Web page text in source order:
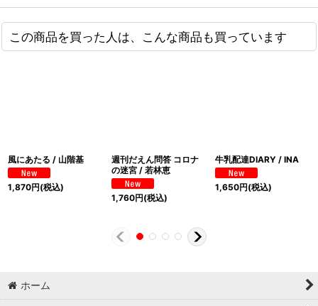
この商品を買った人は、こんな商品も買っています
風にあたる / 山階基
1,870円(税込)
週刊だえん問答 コロナ
の迷宮 / 若林恵
1,760円(税込)
牛乳配達DIARY / INA
1,650円(税込)
ホーム